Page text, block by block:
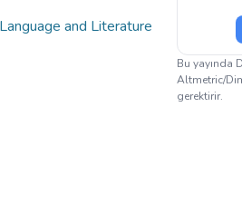
and Literature
Bu yayında
Altmetric/
gerektirir.